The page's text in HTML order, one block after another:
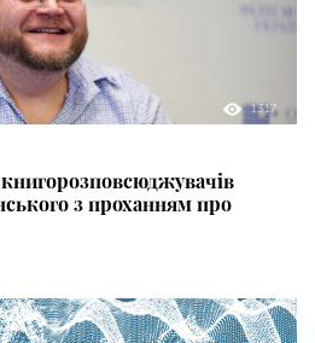
1317
книгорозповсюджувачів
з проханням про